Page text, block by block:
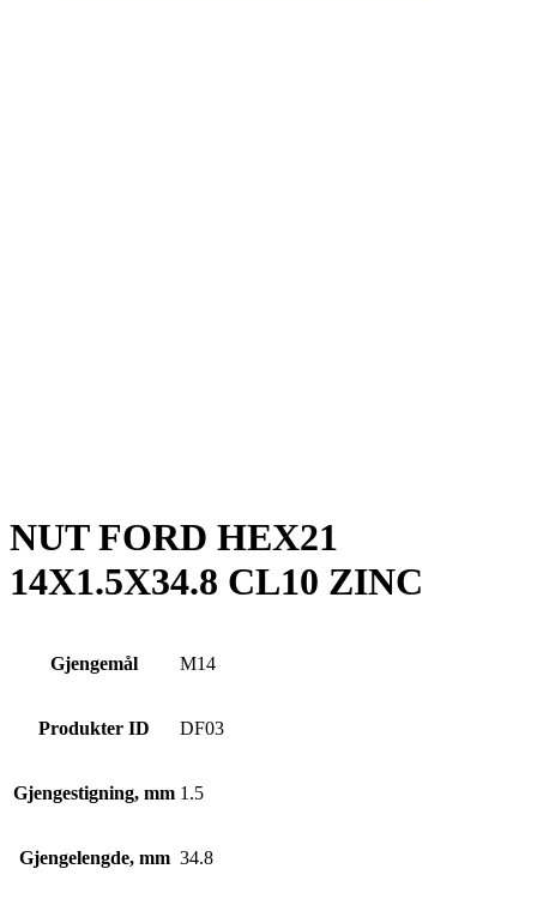
NUT FORD HEX21
14X1.5X34.8 CL10 ZINC
Gjengemål M14
Produkter ID DF03
Gjengestigning, mm 1.5
Gjengelengde, mm 34.8